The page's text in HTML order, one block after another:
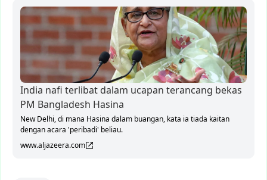
India nafi terlibat dalam ucapan terancang bekas
PM Bangladesh Hasina
New Delhi, di mana Hasina dalam buangan, kata ia ⁠tiada kaitan
dengan acara 'peribadi' beliau.
www.aljazeera.com